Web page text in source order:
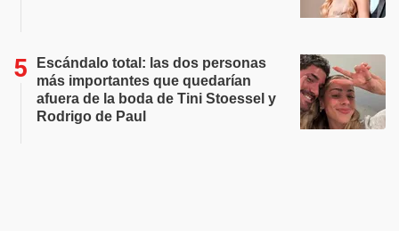
Escándalo total: las dos personas
más importantes que quedarían
afuera de la boda de Tini Stoessel y
Rodrigo de Paul